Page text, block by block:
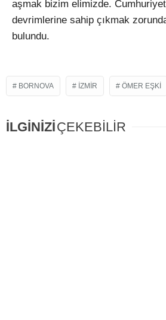
aşmak bizim elimizde.
devrimlerine sahip çıkmak
bulundu.
BORNOVA IZMIR ÖMER EŞKI
İLGİNİZİÇEKEBİLİR